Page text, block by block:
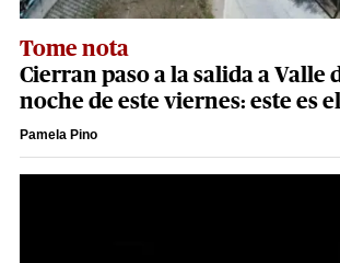
Tome nota
Cierran paso a la salida a Valle
noche de este viernes: este es
Pamela Pino